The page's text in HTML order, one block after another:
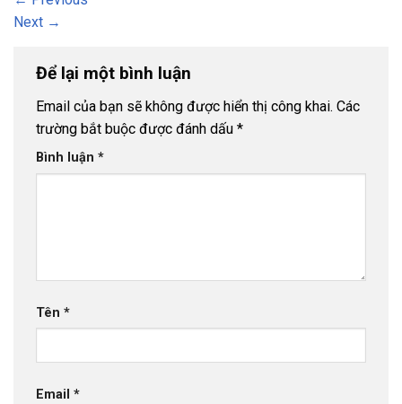
Next →
Để lại một bình luận
Email của bạn sẽ không được hiển thị công khai. Các
trường bắt buộc được đánh dấu *
Bình luận *
Tên *
Email *